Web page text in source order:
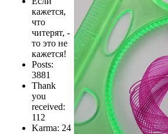
кажется,
что
читерят, -
то это не
кажется!
Posts:
3881
Thank
you
received:
112
Karma: 24